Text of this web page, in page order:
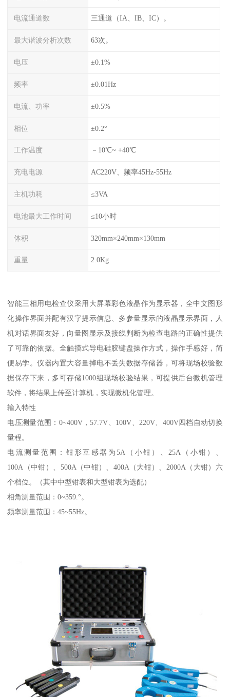
电流通道数 三通道（IA、IB、IC）。
最大谐波分析次数 63次。
电压 ±0.1%
频率 ±0.01Hz
电流、功率 ±0.5%
相位 ±0.2°
工作温度 －10℃~ +40℃
充电电源 AC220V、频率45Hz-55Hz
主机功耗 ≤3VA
电池最大工作时间 ≤10小时
体积 320mm×240mm×130mm
重量 2.0Kg
智能三相用电检查仪采用大屏幕彩色液晶作为显示器，全中文图形
化操作界面并配有汉字提示信息、多参量显示的液晶显示界面，人
机对话界面友好，向量图显示及接线判断为检查电路的正确性提供
了可靠的依据。全触摸式导电硅胶键盘操作方式，操作手感好，简
便易学。仪器内置大容量掉电不丢失数据存储器，可将现场校验数
据保存下来，多可存储1000组现场校验结果，可提供后台微机管理
软件，将结果上传至计算机，实现微机化管理。
输入特性
电压测量范围：0~400V，57.7V、100V、220V、400V四档自动切换
量程。
电流测量范围：钳形互感器为5A（小钳）、25A（小钳）、
100A（中钳）、500A（中钳）、400A（大钳）、2000A（大钳）六
个档位。（其中中型钳表和大型钳表为选配）
相角测量范围：0~359.°。
频率测量范围：45~55Hz。